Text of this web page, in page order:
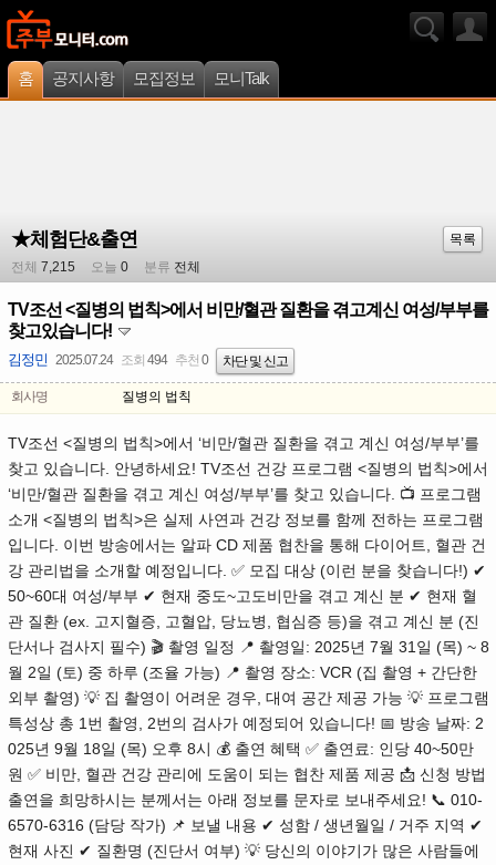
홈 공지사항 모집정보 모니Talk
★체험단&출연
목록
전체 7,215 오늘 0 분류 전체
TV조선 <질병의 법칙>에서 비만/혈관 질환을 겪고계신 여성/부부를
찾고있습니다!
김정민 2025.07.24 조회 494 추천 0 차단 및 신고
회사명 질병의 법칙
TV조선 <질병의 법칙>에서 ‘비만/혈관 질환을 겪고 계신 여성/부부’를
찾고 있습니다. 안녕하세요! TV조선 건강 프로그램 <질병의 법칙>에서
‘비만/혈관 질환을 겪고 계신 여성/부부’를 찾고 있습니다. 📺 프로그램
소개 <질병의 법칙>은 실제 사연과 건강 정보를 함께 전하는 프로그램
입니다. 이번 방송에서는 알파 CD 제품 협찬을 통해 다이어트, 혈관 건
강 관리법을 소개할 예정입니다. ✅ 모집 대상 (이런 분을 찾습니다!) ✔
50~60대 여성/부부 ✔ 현재 중도~고도비만을 겪고 계신 분 ✔ 현재 혈
관 질환 (ex. 고지혈증, 고혈압, 당뇨병, 협심증 등)을 겪고 계신 분 (진
단서나 검사지 필수) 🎬 촬영 일정 📍 촬영일: 2025년 7월 31일 (목) ~ 8
월 2일 (토) 중 하루 (조율 가능) 📍 촬영 장소: VCR (집 촬영 + 간단한
외부 촬영) 💡 집 촬영이 어려운 경우, 대여 공간 제공 가능 💡 프로그램
특성상 총 1번 촬영, 2번의 검사가 예정되어 있습니다! 📅 방송 날짜: 2
025년 9월 18일 (목) 오후 8시 💰 출연 혜택 ✅ 출연료: 인당 40~50만
원 ✅ 비만, 혈관 건강 관리에 도움이 되는 협찬 제품 제공 📩 신청 방법
출연을 희망하시는 분께서는 아래 정보를 문자로 보내주세요! 📞 010-
6570-6316 (담당 작가) 📌 보낼 내용 ✔ 성함 / 생년월일 / 거주 지역 ✔
현재 사진 ✔ 질환명 (진단서 여부) 💡 당신의 이야기가 많은 사람들에